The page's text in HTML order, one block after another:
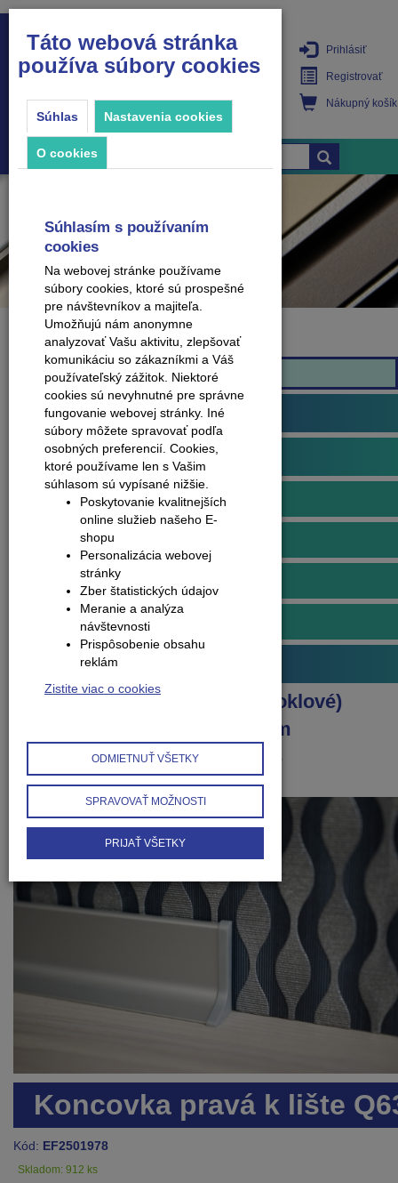
PRODUKTY
Prihlásiť
Registrovať
Nákupný košík
Značka
Effector
Podlahové profily
Obvodové lišty (soklové)
Lišty soklové plastové
Doplnky k plastovým lištám
Lišty soklové hliníkové
Doplnky k hliníkovým lištám
Príslušenstvo k podlahám
Produkty
Obvodové lišty (soklové)
Doplnky k hliníkovým lištám
Koncovka pravá k lište Q63
Koncovka pravá k lište
Kód: EF2501978
Skladom: 912 ks
Táto webová stránka
používa súbory cookies
Súhlas Nastavenia cookies
O cookies
Súhlasím s používaním
cookies
Na webovej stránke používame
súbory cookies, ktoré sú prospešné
pre návštevníkov a majiteľa.
Umožňujú nám anonymne
analyzovať Vašu aktivitu, zlepšovať
komunikáciu so zákazníkmi a Váš
používateľský zážitok. Niektoré
cookies sú nevyhnutné pre správne
fungovanie webovej stránky. Iné
súbory môžete spravovať podľa
osobných preferencií. Cookies,
ktoré používame len s Vašim
súhlasom sú vypísané nižšie.
Poskytovanie kvalitnejších
online služieb našeho E-
shopu
Personalizácia webovej
stránky
Zber štatistických údajov
Meranie a analýza
návštevnosti
Prispôsobenie obsahu
reklám
Zistite viac o cookies
ODMIETNUŤ VŠETKY
SPRAVOVAŤ MOŽNOSTI
PRIJAŤ VŠETKY